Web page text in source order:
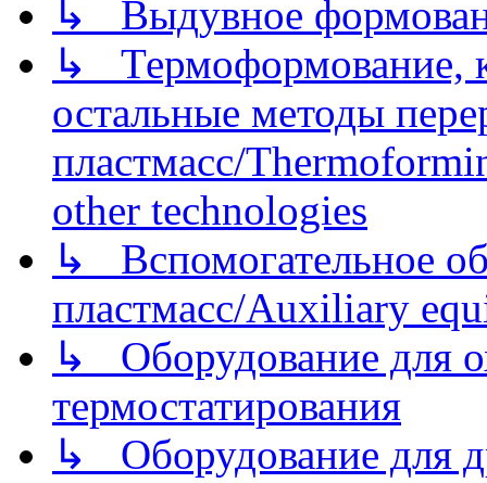
↳ Выдувное
↳ Термоформование,
остальные методы
пластмасс/
other technologies
↳ Вспомогательное
пластмасс/Auxiliary
↳ Оборудование для
термостатирования
↳ Оборудование для